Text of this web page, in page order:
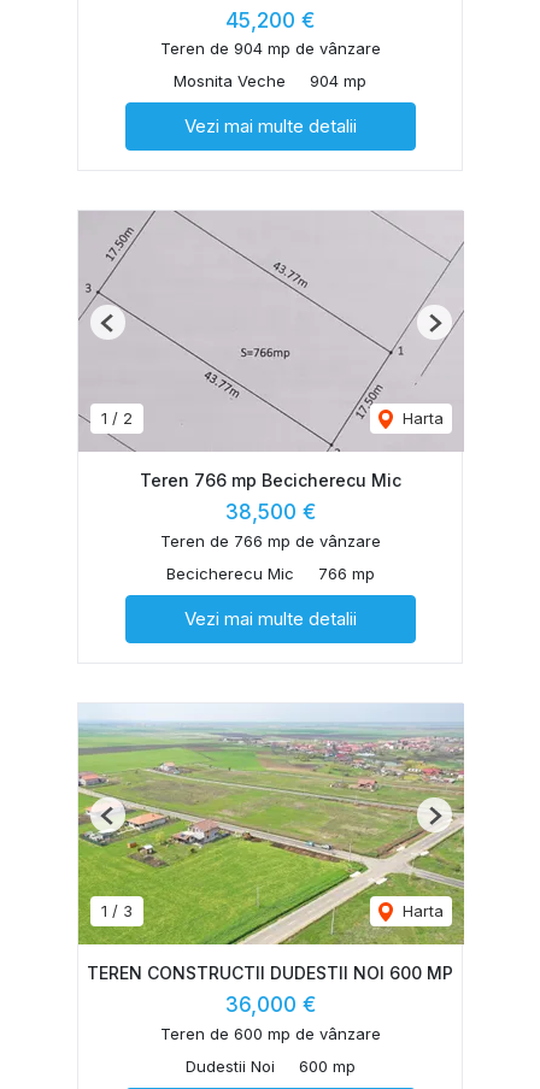
45,200 €
Teren de 904 mp de vânzare
Mosnita Veche
904 mp
Vezi mai multe detalii
1 / 2 Harta
Previous Next
Teren 766 mp Becicherecu Mic
38,500 €
Teren de 766 mp de vânzare
Becicherecu Mic
766 mp
Vezi mai multe detalii
1 / 3 Harta
Previous Next
TEREN CONSTRUCTII DUDESTII NOI 600 MP
36,000 €
Teren de 600 mp de vânzare
Dudestii Noi
600 mp